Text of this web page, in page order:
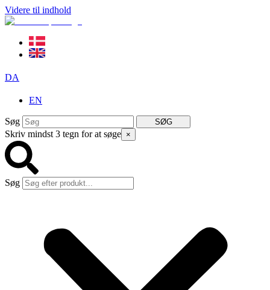
Videre til indhold
DA
EN
Søg SØG
Skriv mindst 3 tegn for at søge ×
Søg